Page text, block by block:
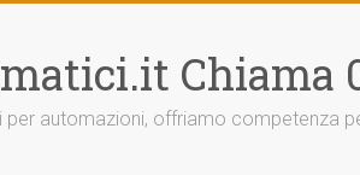
Chiama
automazioni, offriamo competenza